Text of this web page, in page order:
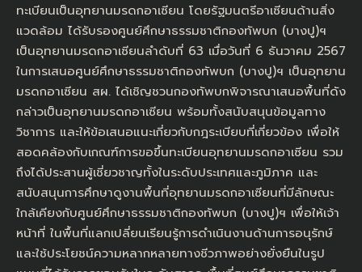
ทะเบียนเป็นอุทยานมรดกอาเซียน โดยรัฐมนตรีอาเซียนด้านสิ่ง
แวดล้อม ได้รับรองศูนย์ศึกษาธรรมชาติกองทัพบก (บางปู)ฯ
เป็นอุทยานมรดกอาเซียนลำดับที่ 63 เมื่อวันที่ 6 ธันวาคม 2567
ในการเสนอศูนย์ศึกษาธรรมชาติกองทัพบก (บางปู)ฯ เป็นอุทยาน
มรดกอาเซียน สผ. ได้เชิญชวนกองทัพบกพิจารณาเสนอพื้นที่ดัง
กล่าวเป็นอุทยานมรดกอาเซียน พร้อมทั้งสนับสนุนข้อมูลทาง
วิชาการ และให้ข้อเสนอแนะเกี่ยวกับกฎระเบียบที่เกี่ยวข้อง เพื่อให้
สอดคล้องกับเกณฑ์การขอขึ้นทะเบียนอุทยานมรดกอาเซียน รวม
ถึงได้ประสานผู้เชี่ยวชาญทั้งในระดับประเทศและภูมิภาค และ
สนับสนุนการศึกษาดูงานพื้นที่อุทยานมรดกอาเซียนที่มีลักษณะ
ใกล้เคียงกับศูนย์ศึกษาธรรมชาติกองทัพบก (บางปู)ฯ เพื่อให้เจ้า
หน้าที่ ในพื้นที่แลกเปลี่ยนเรียนรู้การดำเนินงานด้านการอนุรักษ์
และใช้ประโยชน์ความหลากหลายทางชีวภาพอย่างยั่งยืนในรูป